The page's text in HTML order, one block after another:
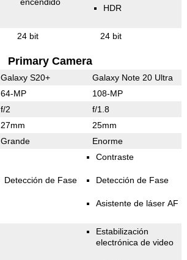
HDR
24 bit 24 bit
Primary Camera
Galaxy S20+ Galaxy Note 20 Ultra
64-MP 108-MP
f/2 f/1.8
27mm 25mm
Grande Enorme
Detección de Fase
Contraste
Detección de Fase
Asistente de láser AF
Estabilización
electrónica de video